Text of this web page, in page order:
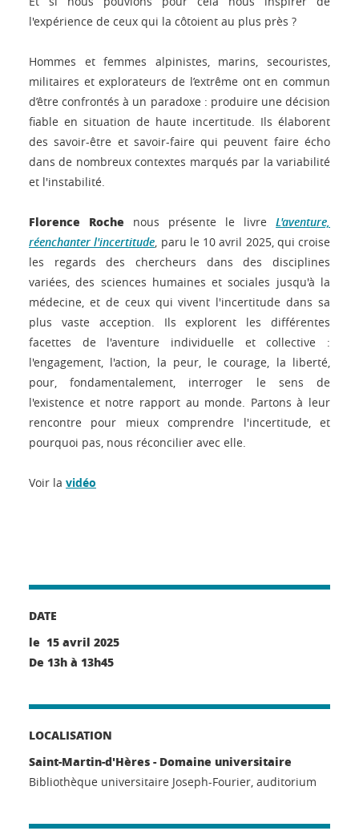
l'expérience de ceux qui la côtoient au plus près ?
Hommes et femmes alpinistes, marins, secouristes,
militaires et explorateurs de l’extrême ont en commun
d’être confrontés à un paradoxe : produire une décision
fiable en situation de haute incertitude. Ils élaborent
des savoir-être et savoir-faire qui peuvent faire écho
dans de nombreux contextes marqués par la variabilité
et l'instabilité.
Florence Roche nous présente le livre L'aventure,
réenchanter l'incertitude , paru le 10 avril 2025, qui croise
les regards des chercheurs dans des disciplines
variées, des sciences humaines et sociales jusqu'à la
médecine, et de ceux qui vivent l'incertitude dans sa
plus vaste acception. Ils explorent les différentes
facettes de l'aventure individuelle et collective :
l'engagement, l'action, la peur, le courage, la liberté,
pour, fondamentalement, interroger le sens de
l'existence et notre rapport au monde. Partons à leur
rencontre pour mieux comprendre l'incertitude, et
pourquoi pas, nous réconcilier avec elle.
Voir la vidéo
DATE
le 15 avril 2025
De 13h à 13h45
LOCALISATION
Saint-Martin-d'Hères - Domaine universitaire
Bibliothèque universitaire Joseph-Fourier, auditorium